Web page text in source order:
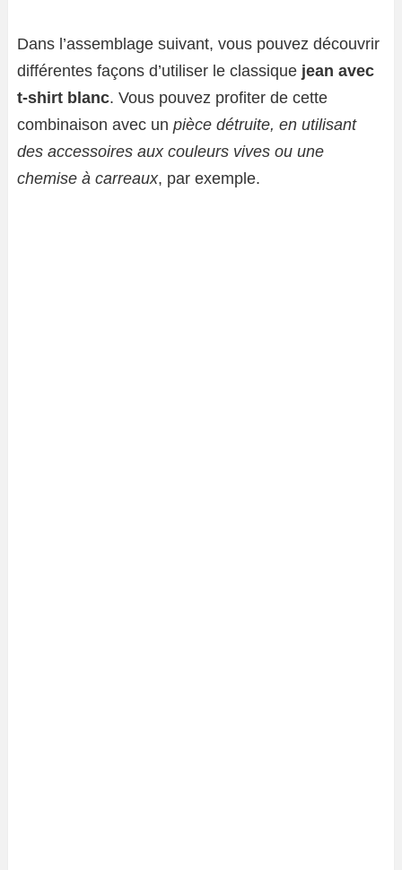
Dans l’assemblage suivant, vous pouvez découvrir
différentes façons d’utiliser le classique jean avec
t-shirt blanc. Vous pouvez profiter de cette
combinaison avec un pièce détruite, en utilisant
des accessoires aux couleurs vives ou une
chemise à carreaux, par exemple.